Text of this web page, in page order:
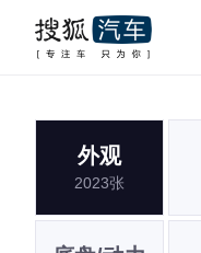
外观
2023张